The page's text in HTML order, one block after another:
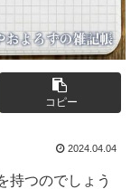
コピー
2024.04.04
持つのでしょう